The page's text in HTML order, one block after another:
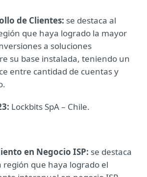
de Clientes: se destaca al
que haya logrado la mayor
a soluciones
su base instalada, teniendo un
entre cantidad de cuentas y
Lockbits SpA – Chile.
en Negocio ISP: se destaca
región que haya logrado el